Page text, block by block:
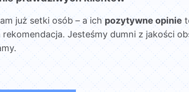
już setki osób – a ich pozytywne opinie
rekomendacja. Jesteśmy dumni z jakości